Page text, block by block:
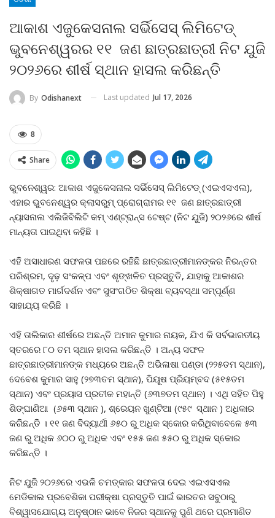
ଆକାଶ ଏଜୁକେସନାଲ ସର୍ଭିସେସ୍ ଲିମିଟେଡ୍
ଭୁବନେଶ୍ୱରର ୧୧ ଜଣ ଛାତ୍ରଛାତ୍ରୀ ନିଟ ଯୁଜି
୨୦୨୬ରେ ଶୀର୍ଷ ସ୍ଥାନ ହାସଲ କରିଛନ୍ତି
By Odishanext Last updated Jul 17, 2026
8
Share
ଭୁବନେଶ୍ୱର: ଆକାଶ ଏଜୁକେସନାଲ ସର୍ଭିସେସ୍ ଲିମିଟେଡ୍ (ଏଇଏସଏଲ),
ଏହାର ଭୁବନେଶ୍ୱର କ୍ଲାସରୁମ୍ ପ୍ରୋଗ୍ରାମର ୧୧ ଜଣ ଛାତ୍ରଛାତ୍ରୀ
ନ୍ୟାସନାଲ ଏଲିଜିବିଲିଟି କମ୍ ଏଣ୍ଟ୍ରାନ୍ସ ଟେଷ୍ଟ (ନିଟ ଯୁଜି) ୨୦୨୬ରେ ଶୀର୍ଷ
ମାନ୍ୟତା ପାଇଥିବା କହିଛି ।
ଏହି ଅସାଧାରଣ ସଫଳତା ପଛରେ ରହିଛି ଛାତ୍ରଛାତ୍ରୀମାନଙ୍କର ନିରନ୍ତର
ପରିଶ୍ରମ, ଦୃଢ଼ ସଂକଳ୍ପ ଏବଂ ଶୃଙ୍ଖଳିତ ପ୍ରସ୍ତୁତି, ଯାହାକୁ ଆକାଶର
ଶିକ୍ଷାଗତ ମାର୍ଗଦର୍ଶନ ଏବଂ ସୁସଂଗଠିତ ଶିକ୍ଷା ବ୍ୟବସ୍ଥା ସମ୍ପୂର୍ଣ୍ଣ
ସାହାଯ୍ୟ କରିଛି ।
ଏହି ତାଲିକାର ଶୀର୍ଷରେ ଅଛନ୍ତି ଅମାନ କୁମାର ନାୟକ, ଯିଏ କି ସର୍ବଭାରତୀୟ
ସ୍ତରରେ ୮୦ ତମ ସ୍ଥାନ ହାସଲ କରିଛନ୍ତି । ଅନ୍ୟ ସଫଳ
ଛାତ୍ରଛାତ୍ରୀମାନଙ୍କ ମଧ୍ୟରେ ଅଛନ୍ତି ଅଭିଳାଷା ପଣ୍ଡା (୨୨୫ତମ ସ୍ଥାନ),
ଦେବେଶ କୁମାର ସାହୁ (୨୭୩ତମ ସ୍ଥାନ), ପିୟୂଷ ପ୍ରିୟମ୍ବଦ (୫୧୫ତମ
ସ୍ଥାନ) ଏବଂ ପ୍ରୟାସ ପ୍ରତୀକ ମହାନ୍ତି (୬୩୭ତମ ସ୍ଥାନ) । ଏଥି ସହିତ ପିହୁ
ଶିଙ୍ଘାଣିଆ (୬୫୩ ସ୍ଥାନ ), ଶ୍ରେୟନ ଖୁଣ୍ଟିଆ (୯୫୯ ସ୍ଥାନ ) ଅଧିକାର
କରିଛନ୍ତି । ୧୧ ଜଣ ବିଦ୍ୟାର୍ଥୀ ୬୫୦ ରୁ ଅଧିକ ସ୍କୋର କରିଥିବାବେଳେ ୫୩
ଜଣ ରୁ ଅଧିକ ୬୦୦ ରୁ ଅଧିକ ଏବଂ ୧୫୫ ଜଣ ୫୫୦ ରୁ ଅଧିକ ସ୍କୋର
କରିଛନ୍ତି ।
ନିଟ ଯୁଜି ୨୦୨୬ରେ ଏଭଳି ଚମତ୍କାର ସଫଳତା ଦେଇ ଏଇଏସଏଲ
ମେଡିକାଲ ପ୍ରବେଶିକା ପରୀକ୍ଷା ପ୍ରସ୍ତୁତି ପାଇଁ ଭାରତର ସବୁଠାରୁ
ବିଶ୍ୱାସଯୋଗ୍ୟ ଅନୁଷ୍ଠାନ ଭାବେ ନିଜର ସ୍ଥାନକୁ ପୁଣି ଥରେ ପ୍ରମାଣିତ